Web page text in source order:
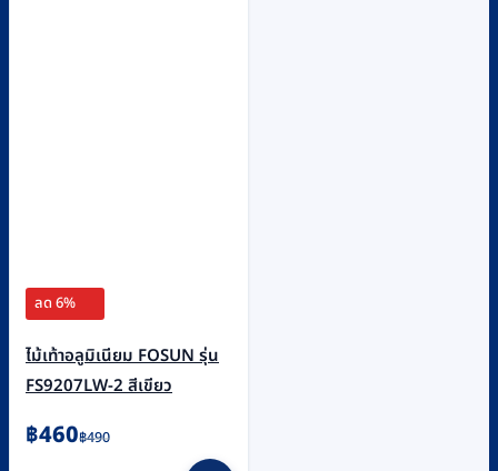
ลด 6%
ไม้เท้าอลูมิเนียม FOSUN รุ่น
FS9207LW-2 สีเขียว
฿490
Original
฿460
Current